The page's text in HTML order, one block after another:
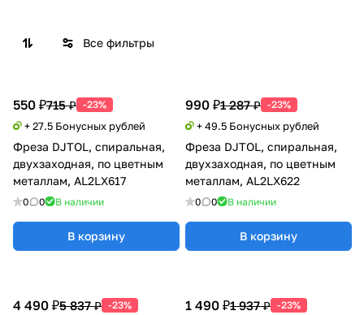
Все фильтры
550 ₽715 ₽ -23%
+ 27.5 Бонусных рублей
Фреза DJTOL, спиральная,
двухзаходная, по цветным
металлам, AL2LX617
0 0 В наличии
В корзину
990 ₽1 287 ₽ -23%
+ 49.5 Бонусных рублей
Фреза DJTOL, спиральная,
двухзаходная, по цветным
металлам, AL2LX622
0 0 В наличии
В корзину
4 490 ₽5 837 ₽ -23% 1 490 ₽1 937 ₽ -23%